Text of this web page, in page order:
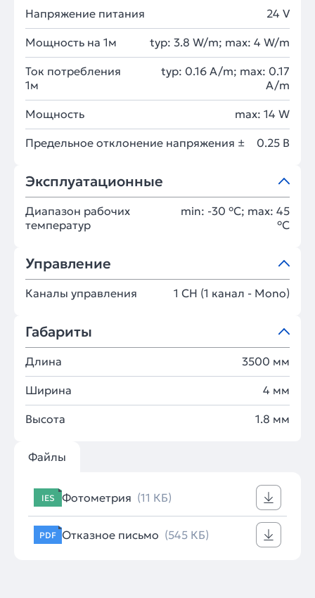
Напряжение питания 24 V
Мощность на 1м typ: 3.8 W/m; max: 4 W/m
Ток потребления
1м
typ: 0.16 A/m; max: 0.17
A/m
Мощность max: 14 W
Предельное отклонение напряжения ± 0.25 В
Эксплуатационные
Диапазон рабочих
температур
min: -30 °C; max: 45
°C
Управление
Каналы управления 1 CH (1 канал - Mono)
Габариты
Длина 3500 мм
Ширина 4 мм
Высота 1.8 мм
Файлы
IES Фотометрия (11 КБ)
PDF Отказное письмо (545 КБ)